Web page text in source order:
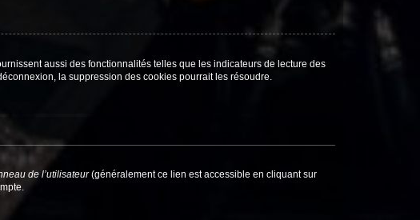
aussi des fonctionnalités telles que les indicateurs de lecture des
la suppression des cookies pourrait les résoudre.
de l’utilisateur(généralement ce lien est accessible en cliquant sur